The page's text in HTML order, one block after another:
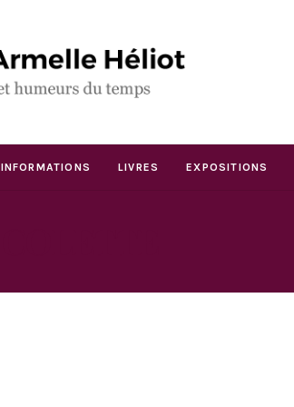
INFORMATIONS LIVRES EXPOSITIONS